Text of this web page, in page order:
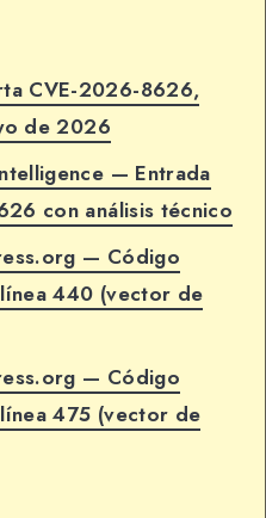
CVE-2026-8626,
de 2026
— Entrada
con análisis técnico
— Código
440 (vector de
— Código
475 (vector de